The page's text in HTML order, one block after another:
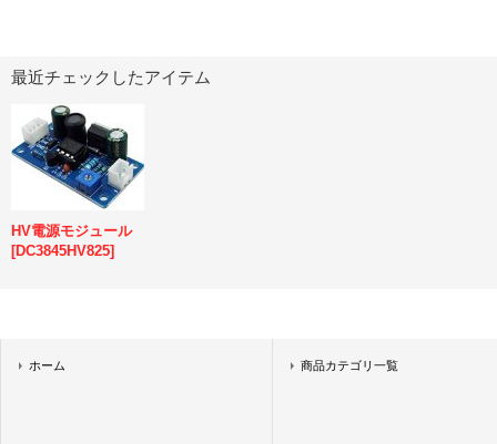
最近チェックしたアイテム
HV電源モジュール
[DC3845HV825]
ホーム 商品カテゴリ一覧